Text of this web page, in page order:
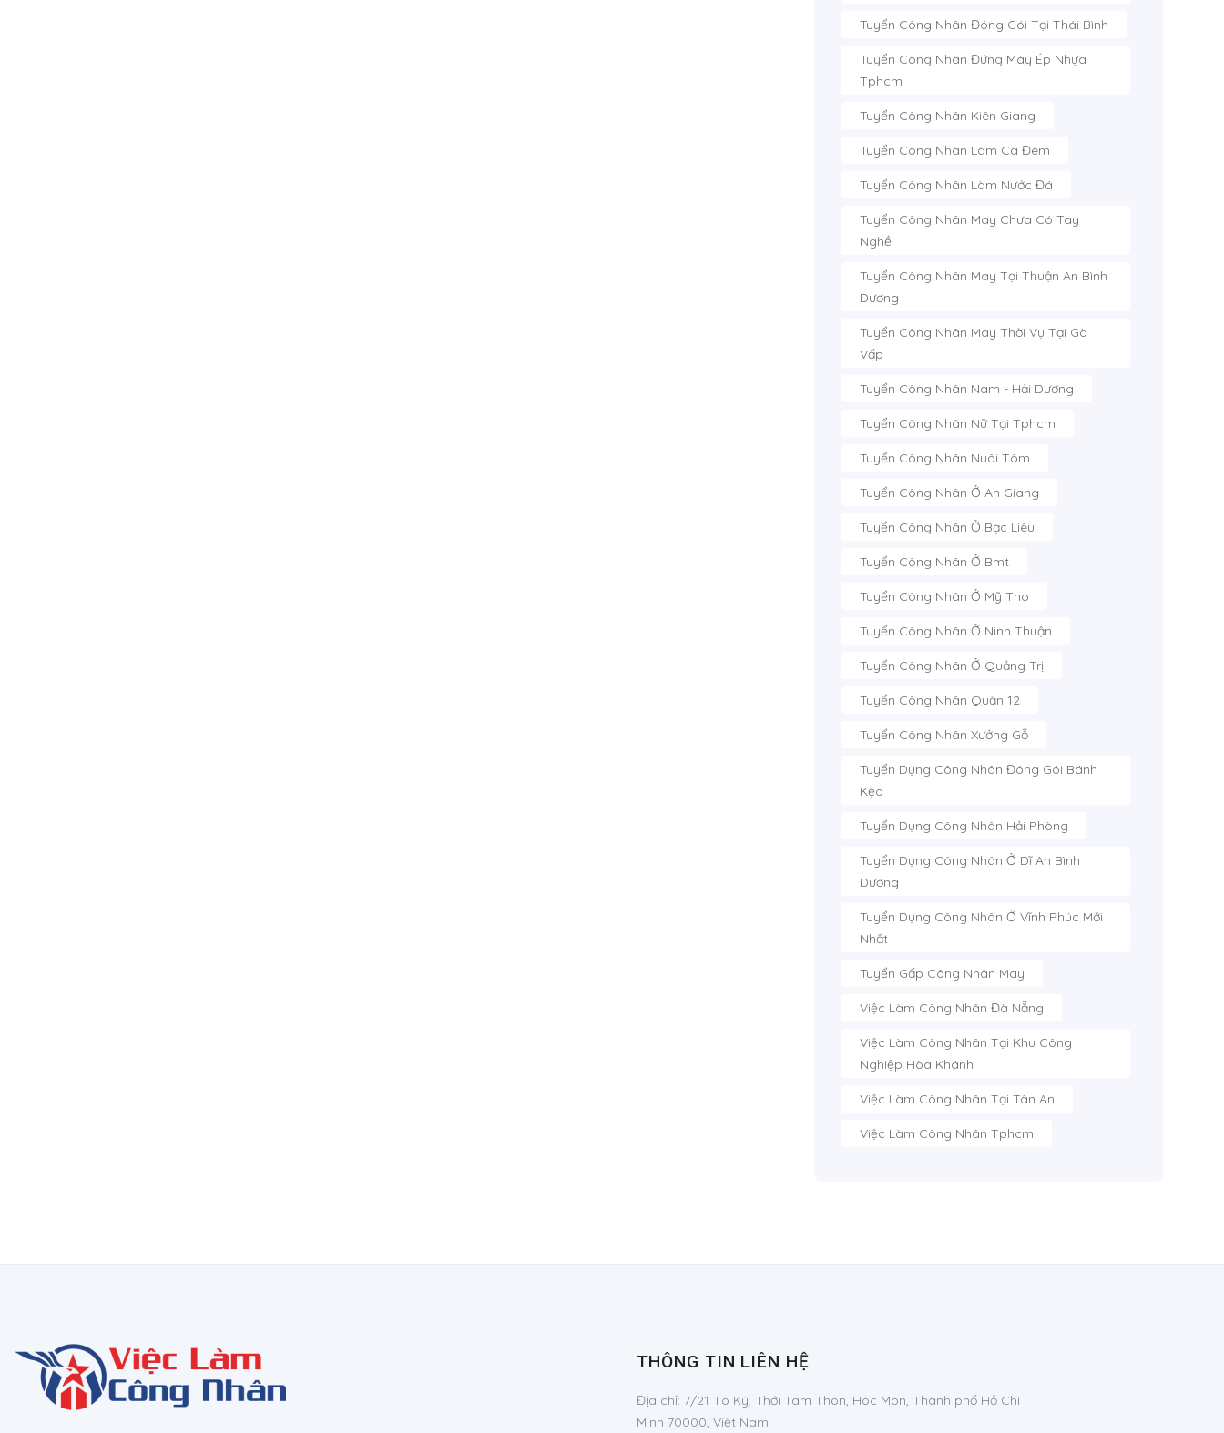
Tuyển Công Nhân Đóng Gói Tại Thái Bình
Tuyển Công Nhân Đứng Máy Ép Nhựa
Tphcm
Tuyển Công Nhân Kiên Giang
Tuyển Công Nhân Làm Ca Đêm
Tuyển Công Nhân Làm Nước Đá
Tuyển Công Nhân May Chưa Có Tay
Nghề
Tuyển Công Nhân May Tại Thuận An Bình
Dương
Tuyển Công Nhân May Thời Vụ Tại Gò
Vấp
Tuyển Công Nhân Nam - Hải Dương
Tuyển Công Nhân Nữ Tại Tphcm
Tuyển Công Nhân Nuôi Tôm
Tuyển Công Nhân Ở An Giang
Tuyển Công Nhân Ở Bạc Liêu
Tuyển Công Nhân Ở Bmt
Tuyển Công Nhân Ở Mỹ Tho
Tuyển Công Nhân Ở Ninh Thuận
Tuyển Công Nhân Ở Quảng Trị
Tuyển Công Nhân Quận 12
Tuyển Công Nhân Xưởng Gỗ
Tuyển Dụng Công Nhân Đóng Gói Bánh
Kẹo
Tuyển Dụng Công Nhân Hải Phòng
Tuyển Dụng Công Nhân Ở Dĩ An Bình
Dương
Tuyển Dụng Công Nhân Ở Vĩnh Phúc Mới
Nhất
Tuyển Gấp Công Nhân May
Việc Làm Công Nhân Đà Nẵng
Việc Làm Công Nhân Tại Khu Công
Nghiệp Hòa Khánh
Việc Làm Công Nhân Tại Tân An
Việc Làm Công Nhân Tphcm
THÔNG TIN LIÊN HỆ
Địa chỉ: 7/21 Tô Ký, Thới Tam Thôn, Hóc Môn, Thành phố Hồ Chí
Minh 70000, Việt Nam